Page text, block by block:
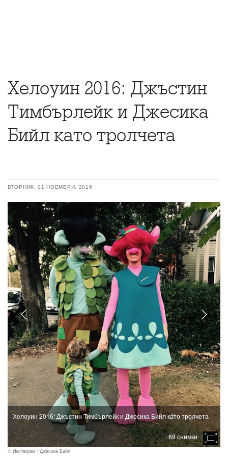
Хелоуин 2016: Джъстин
Тимбърлейк и Джесика
Бийл като тролчета
ВТОРНИК, 01 НОЕМВРИ, 2016
Хелоуин 2016: Джъстин Тимбърлейк и Джесика Бийл като тролчета
69 снимки
© Инстаграм / Джесика Бийл